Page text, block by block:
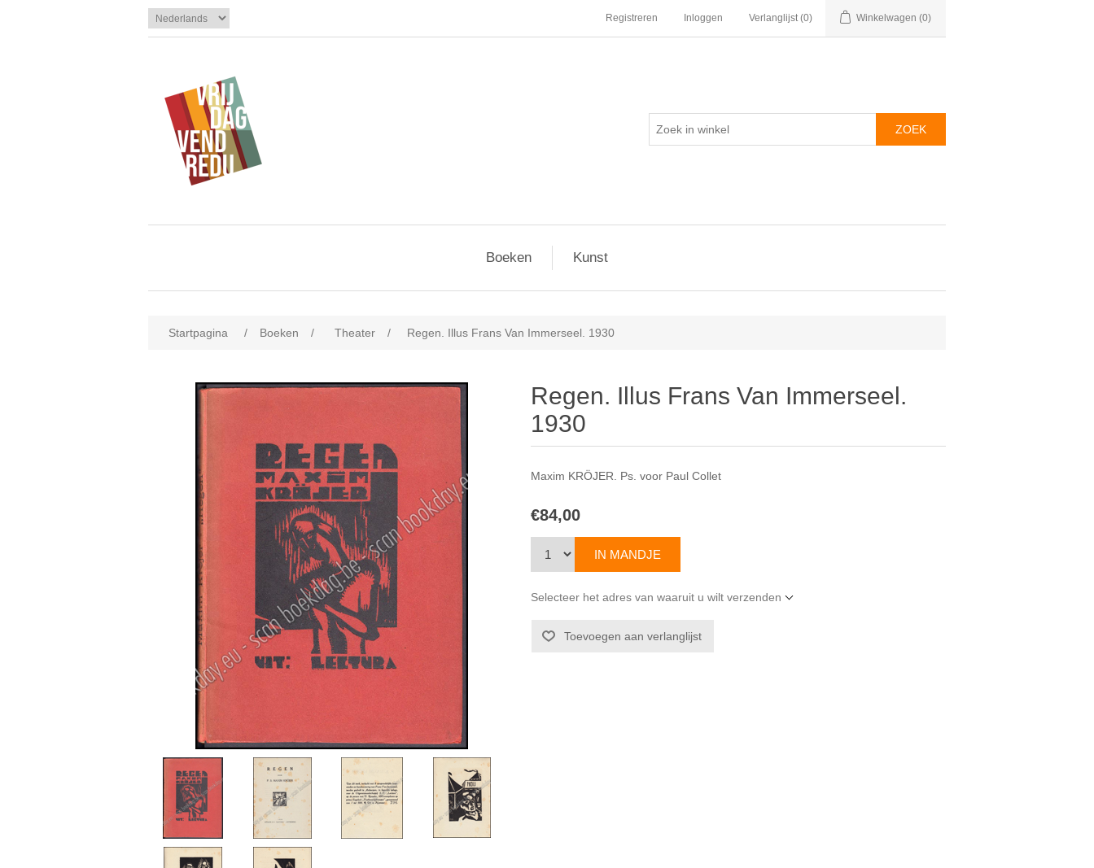
Registreren Inloggen Verlanglijst (0) Winkelwagen (0)
Boeken Kunst
Startpagina / Boeken / Theater / Regen. Illus Frans Van Immerseel. 1930
Regen. Illus Frans Van Immerseel.
1930
Maxim KRÖJER. Ps. voor Paul Collet
€84,00
Selecteer het adres van waaruit u wilt verzenden